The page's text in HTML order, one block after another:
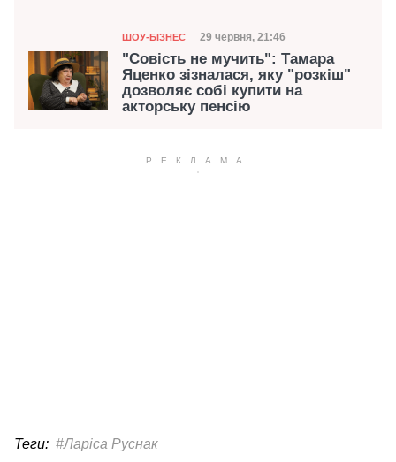
Категорія
ШОУ-БІЗНЕС Дата публікації
29 червня, 21:46
"Совість не мучить": Тамара
Яценко зізналася, яку "розкіш"
дозволяє собі купити на
акторську пенсію
Теги: #Ларіса Руснак